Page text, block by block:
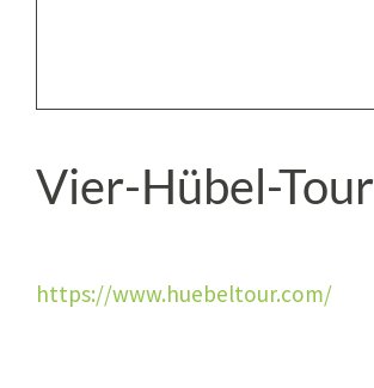
Vier-Hübel-Tour
https://www.huebeltour.com/